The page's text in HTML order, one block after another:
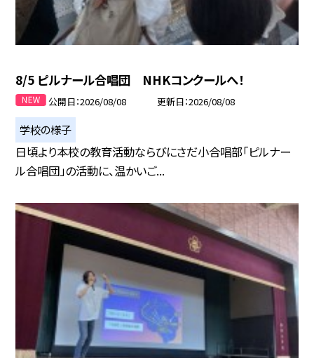
8/5 ピルナール合唱団 NHKコンクールへ！
公開日 2026/08/08 更新日 2026/08/08
学校の様子
日頃より本校の教育活動ならびにさだ小合唱部「ピルナー
ル合唱団」の活動に、温かいご...